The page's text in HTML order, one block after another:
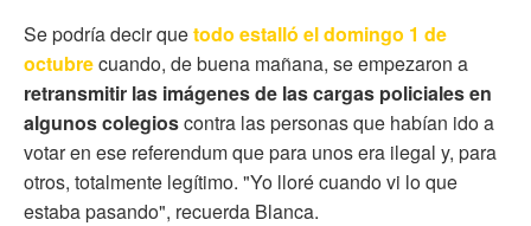
Se podría decir quetodo estalló el domingo 1 de
octubrecuando, de buena mañana, se empezaron a
retransmitir las imágenes de las cargas policiales en
algunos colegioscontra las personas que habían ido a
votar en ese referendum que para unos era ilegal y, para
otros, totalmente legítimo. "Yo lloré cuando vi lo que
estaba pasando", recuerda Blanca.